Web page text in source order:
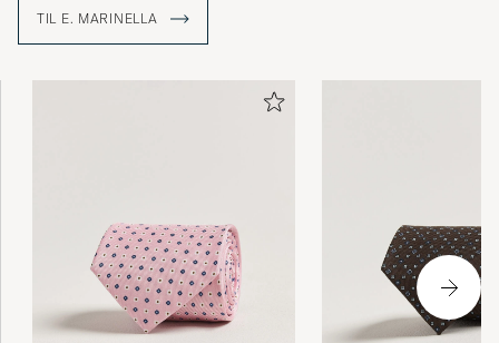
grundlagt.
I dag drives familiefirmaet af Alessandro Marinella, fjerde
alt fra statsoverhoveder til stilconnaisseurs verden over.
TIL E. MARINELLA